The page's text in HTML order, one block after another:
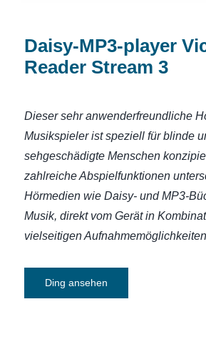
Daisy-MP3-player
Reader Stream 3
Dieser sehr anwenderfreundliche
Musikspieler ist speziell für blinde
sehgeschädigte Menschen
zahlreiche Abspielfunktionen
Hörmedien wie Daisy- und MP3-
Musik, direkt vom Gerät in
vielseitigen
Ding ansehen